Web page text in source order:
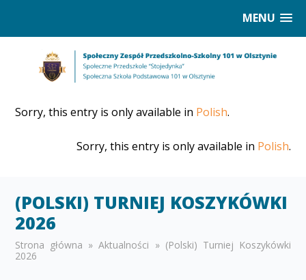
MENU
Sorry, this entry is only available in Polish.
Sorry, this entry is only available in Polish.
(POLSKI) TURNIEJ KOSZYKÓWKI
2026
Strona główna »Aktualności » (Polski) Turniej Koszykówki
2026